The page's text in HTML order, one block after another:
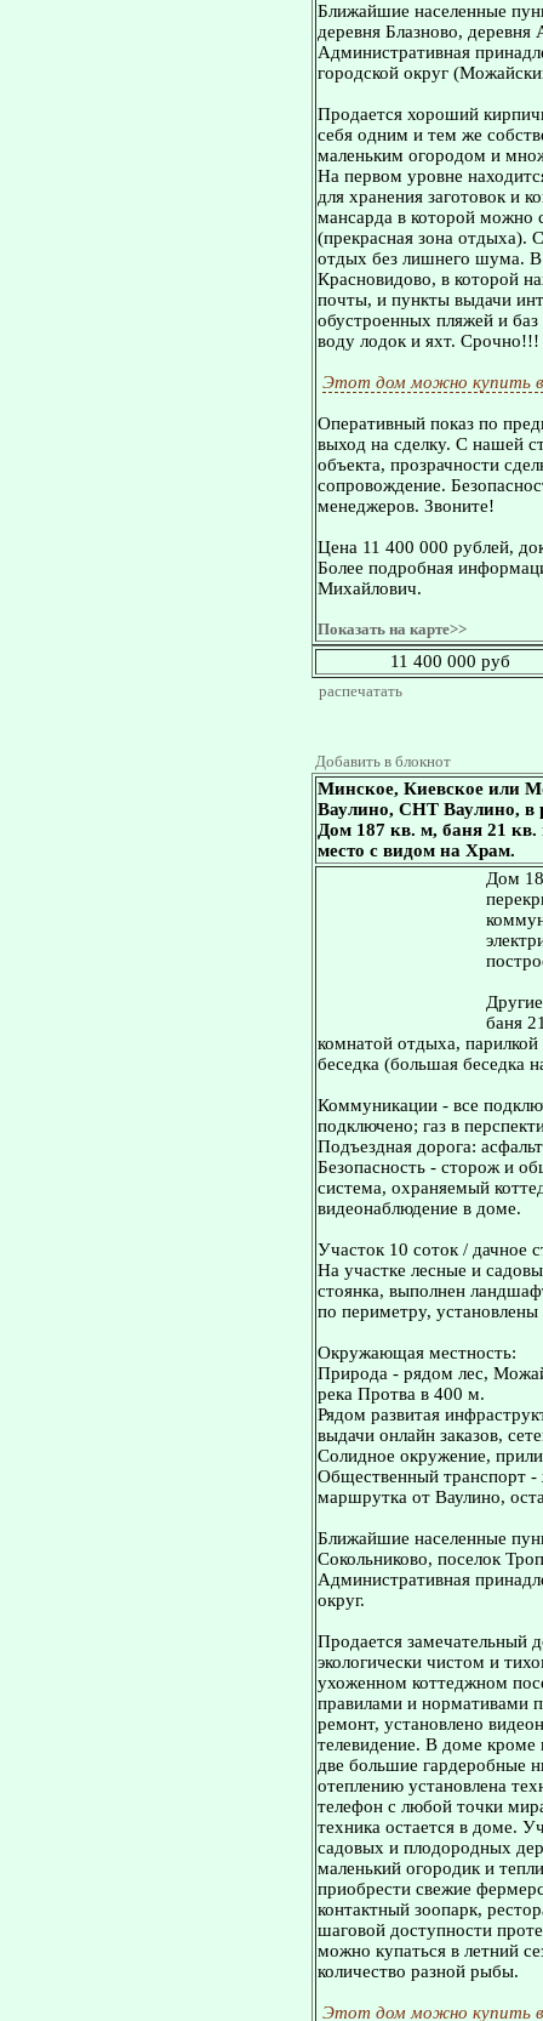
Ближайшие населенные
деревня Блазново, деревня
Административная
городской округ
Продается хороший
себя одним и тем же
маленьким огородом и
На первом уровне
для хранения заготовок и
мансарда в которой можно
(прекрасная зона отдыха).
отдых без лишнего шума. В
Красновидово, в которой
почты, и пункты выдачи
обустроенных пляжей и
воду лодок и яхт.
Этот дом можно купить
Оперативный показ по
выход на сделку. С нашей
объекта, прозрачности
сопровождение.
менеджеров. Звоните!
Цена 11 400 000 рублей,
Более подробная
Михайлович.
Показать на карте>>
11 400 000 руб
распечатать
Добавить в блокнот
Минское, Киевское или
Ваулино, СНТ Ваулино, в
Дом 187 кв. м, баня 21 кв.
место с видом на Храм.
Дом
баня
комнатой отдыха,
беседка (большая беседка
Коммуникации - все
подключено; газ в
Подъездная дорога:
Безопасность - сторож и
система, охраняемый
видеонаблюдение в доме.
Участок 10 соток / дачное
На участке лесные и
стоянка, выполнен
по периметру, установлены
Окружающая местность:
Природа - рядом лес,
река Протва в 400 м.
Рядом развитая
выдачи онлайн заказов,
Солидное окружение,
Общественный транспорт
маршрутка от Ваулино,
Ближайшие населенные
Сокольниково, поселок
Административная
округ.
Продается замечательный
экологически чистом и
ухоженном коттеджном
правилами и нормативами
ремонт, установлено
телевидение. В доме кроме
две большие гардеробные
отеплению установлена
телефон с любой точки
техника остается в доме.
садовых и плодородных
маленький огородик и
приобрести свежие
контактный зоопарк,
шаговой доступности
можно купаться в летний
количество разной рыбы.
Этот дом можно купить